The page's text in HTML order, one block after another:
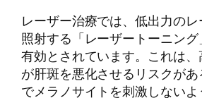
レーザー治療では、低出力の
照射する「レーザートーニン
有効とされています。これは
が肝斑を悪化させるリスクが
でメラノサイトを刺激しない